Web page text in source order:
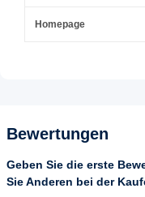
Homepage
Bewertungen
Geben Sie die erste
Sie Anderen bei der